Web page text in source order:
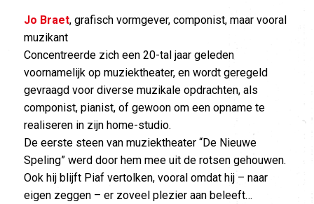
Jo Braet, grafisch vormgever, componist, maar vooral
muzikant
Concentreerde zich een 20-tal jaar geleden
voornamelijk op muziektheater, en wordt geregeld
gevraagd voor diverse muzikale opdrachten, als
componist, pianist, of gewoon om een opname te
realiseren in zijn home-studio.
De eerste steen van muziektheater “De Nieuwe
Speling” werd door hem mee uit de rotsen gehouwen.
Ook hij blijft Piaf vertolken, vooral omdat hij – naar
eigen zeggen – er zoveel plezier aan beleeft…